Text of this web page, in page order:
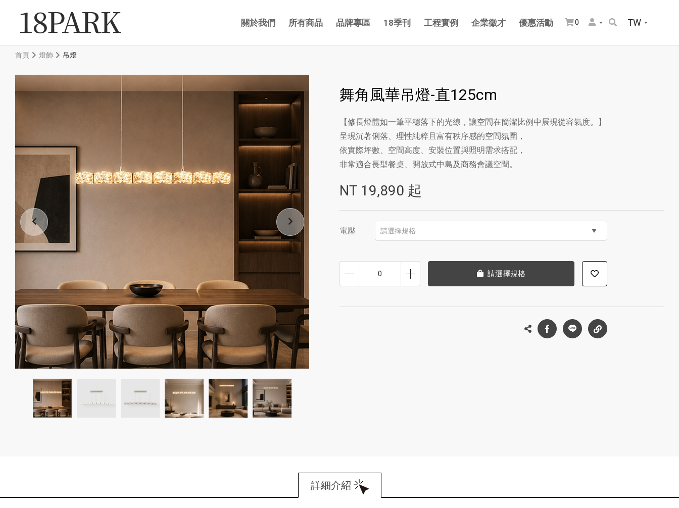
關於我們 所有商品 品牌專區 18季刊 工程實例 企業徵才 優惠活動 0 TW
首頁 燈飾 吊燈
舞角風華吊燈-直125cm
【修長燈體如一筆平穩落下的光線，讓空間在簡潔比例中展現從容氣度。】
呈現沉著俐落、理性純粹且富有秩序感的空間氛圍，
依實際坪數、空間高度、安裝位置與照明需求搭配，
非常適合長型餐桌、開放式中島及商務會議空間。
NT 19,890 起
電壓 請選擇規格
0 請選擇規格
詳細介紹